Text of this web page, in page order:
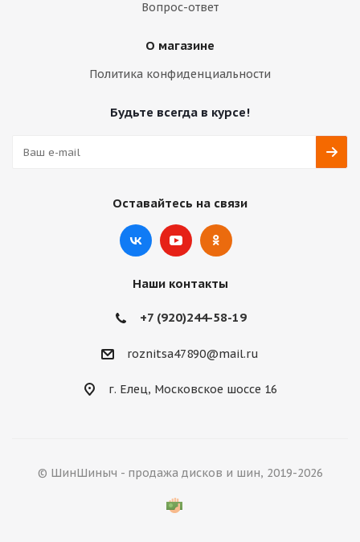
Вопрос-ответ
О магазине
Политика конфиденциальности
Будьте всегда в курсе!
Оставайтесь на связи
Наши контакты
+7 (920)244-58-19
roznitsa47890@mail.ru
г. Елец, Московское шоссе 16
© ШинШиныч - продажа дисков и шин, 2019-2026